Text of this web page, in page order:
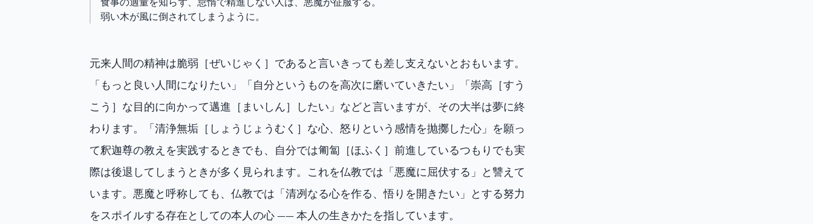
弱い木が風に倒されてしまうように。
元来人間の精神は脆弱［ぜいじゃく］であると言いきっても差し支えないとおもいます。
「もっと良い人間になりたい」「自分というものを高次に磨いていきたい」「崇高［すう
こう］な目的に向かって邁進［まいしん］したい」などと言いますが、その大半は夢に終
わります。「清浄無垢［しょうじょうむく］な心、怒りという感情を抛擲した心」を願っ
て釈迦尊の教えを実践するときでも、自分では匍匐［ほふく］前進しているつもりでも実
際は後退してしまうときが多く見られます。これを仏教では「悪魔に屈伏する」と讐えて
います。悪魔と呼称しても、仏教では「清冽なる心を作る、悟りを開きたい」とする努力
をスポイルする存在としての本人の心 —— 本人の生きかたを指しています。